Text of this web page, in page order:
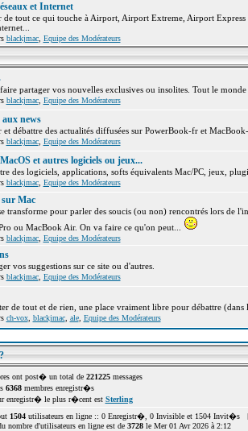
et Internet
de tout ce qui touche à Airport, Airport Extreme, Airport
blackjmac, Equipe des Modérateurs
partager vos nouvelles exclusives ou insolites. Tout le
blackjmac, Equipe des Modérateurs
aux news
et débattre des actualités diffusées sur PowerBook-fr et
blackjmac, Equipe des Modérateurs
et autres logiciels ou jeux...
des logiciels, applications, softs équivalents Mac/PC, jeux,
blackjmac, Equipe des Modérateurs
Mac
transforme pour parler des soucis (ou non) rencontrés lors de
ou MacBook Air. On va faire ce qu'on peut...
blackjmac, Equipe des Modérateurs
vos suggestions sur ce site ou d'autres.
blackjmac, Equipe des Modérateurs
de tout et de rien, une place vraiment libre pour débattre (dans
ch-vox, blackjmac, ale, Equipe des Modérateurs
ont post� un total de 221225messages
6368membres enregistr�s
enregistr� le plus r�cent est Sterling
1504utilisateurs en ligne :: 0 Enregistr�, 0 Invisible et 1504 Invit�s
nombre d'utilisateurs en ligne est de 3728le Mer 01 Avr 2026 à 2:12